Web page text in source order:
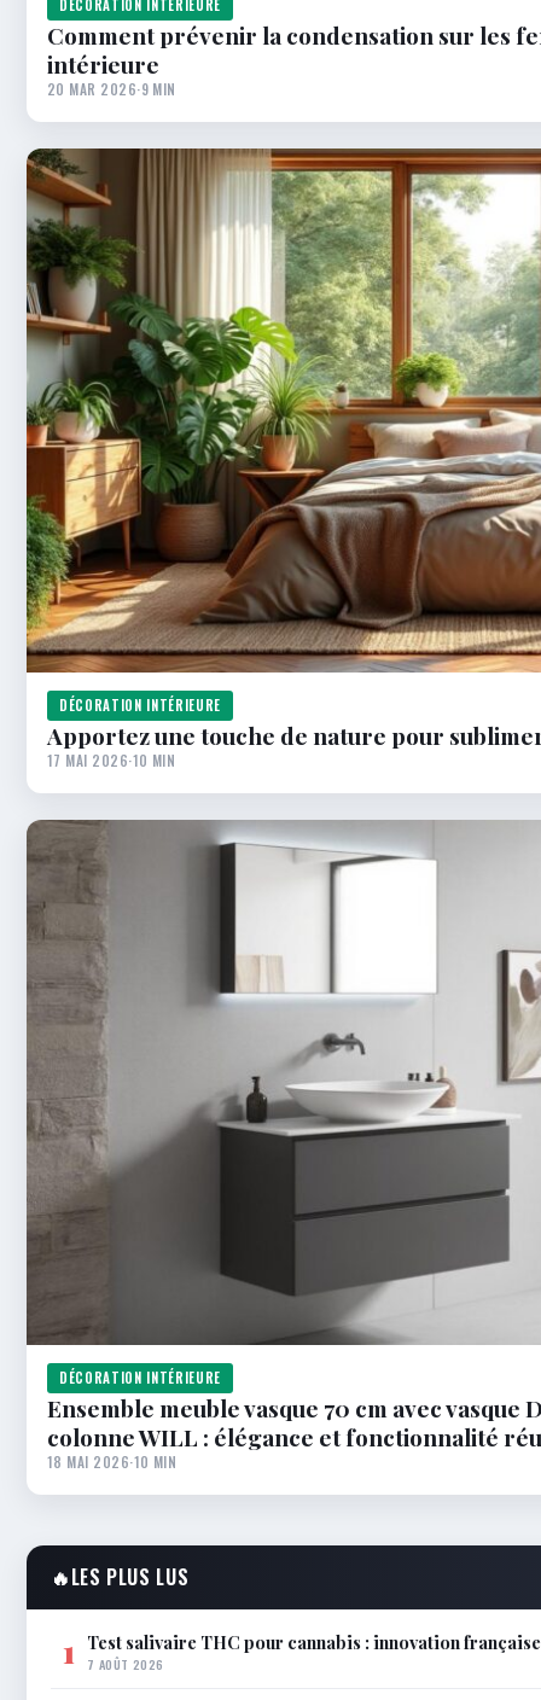
DÉCORATION INTÉRIEURE
Comment prévenir la condensation sur les
intérieure
20 MAR 2026·9 MIN
DÉCORATION INTÉRIEURE
Apportez une touche de nature pour
17 MAI 2026·10 MIN
DÉCORATION INTÉRIEURE
Ensemble meuble vasque 70 cm avec vasque
colonne WILL : élégance et fonctionnalité
18 MAI 2026·10 MIN
🔥LES PLUS LUS
1 Test salivaire THC pour cannabis : innovation
7 AOÛT 2026